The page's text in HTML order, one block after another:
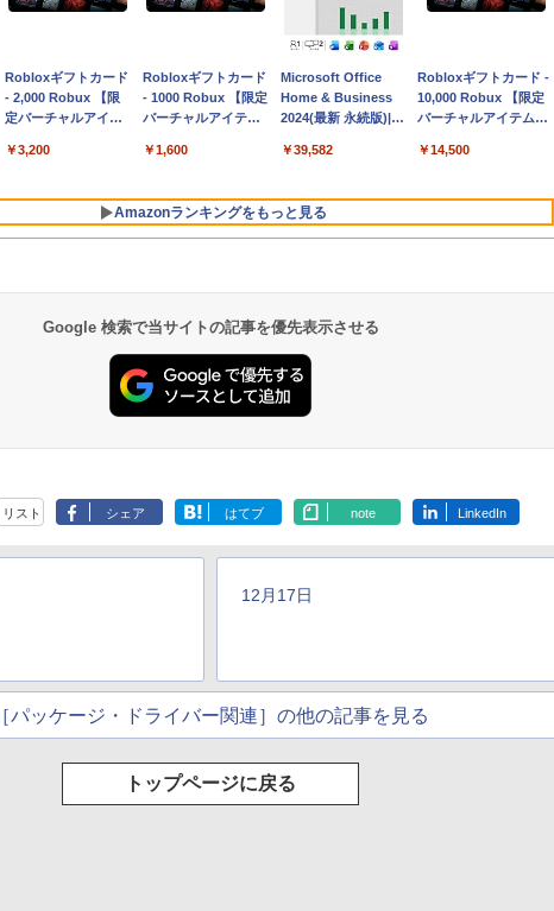
tomtoc 360°保護
15.6 16インチ パソコ
ンケース Dell NEC
dynabook Lenovo
￥2,952
【Amazon.co.jp限
定】 HP ノートパソ
コン 15-fd 15.6イン
512GB SSD インテ
￥129,800
Apple 2026
MacBook Air M5チ
ップ搭載13インチノ
Apple
ンチLiquid Retinaデ
ィスプレイ、16GB
ユニファイドメモ
本語キーボード、
Touch ID - シルバー
￥261,414
【Amazon.co.jp限
定】ASUS ノートパソ
コン Vivobook 15
AMD Ryzen 7 170 メ
Microsoft 365
搭載 Windows 11 重量
￥109,800
Robloxギフトカード
- 2,000 Robux 【限
定バーチャルアイテ
インゲームコード】
ラインコード版
￥3,200
Robloxギフトカード
- 1000 Robux 【限定
バーチャルアイテム
ンゲームコード】 ロ
ンコード版
￥1,600
Microsoft Office
Home & Business
2024(最新 永続版)|オ
版|Windows11、
￥39,582
Robloxギフトカード -
10,000 Robux 【限定
バーチャルアイテムを
ームコード】 ロブロッ
ド版
￥14,500
Amazonランキングをもっと見る
デザイン入門講座
［第2版］
￥1,292
非エンジニア 初心者
素人 でも安心 使い方
もコンテンツ作成に
非エンジニアのため
￥99
出す プロンプトの言
葉 AI画像生成シリー
Labo)
￥480
ードウェア・市販ソフ
トウェアのパーフェク
レータ紹介
￥1,600
ション (32GB) 7イン
チディスプレイ、明
調節ライト、12週間
￥27,980
7インチディスプレ
イ、色調調節ライ
テリー、広告なし、
￥22,980
トレージ、防水、7イ
ンチカラーディスプ
ト、最大8週間持続バ
し、ブラック (2025
￥31,980
インチカラーディスプ
レイ、64GBストレー
明るさ自動調整、色調
￥115,980
Google 検索で当サイトの記事を優先表示させる
リスト シェア はてブ note LinkedIn
12月17日
［パッケージ・ドライバー関連］の他の記事を見る
トップページに戻る